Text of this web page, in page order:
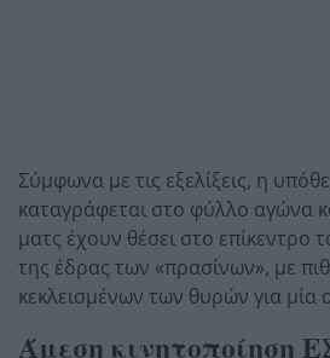
Σύμφωνα με τις εξελίξεις, η
καταγράφεται στο φύλλο αγώνα
ματς έχουν θέσει στο επίκεντρο
της έδρας των «πρασίνων», με
κεκλεισμένων των θυρών για μία
Άμεση κινητοποίηση